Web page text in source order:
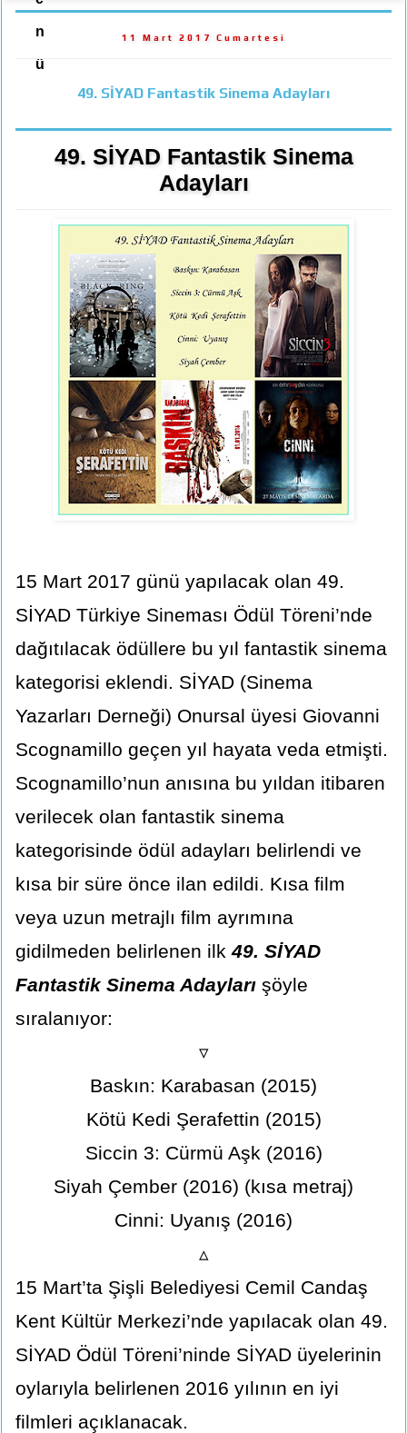
n
ü
11 Mart 2017 Cumartesi
49. SİYAD Fantastik Sinema Adayları
49. SİYAD Fantastik Sinema
Adayları
15 Mart 2017 günü yapılacak olan 49.
SİYAD Türkiye Sineması Ödül Töreni’nde
dağıtılacak ödüllere bu yıl fantastik sinema
kategorisi eklendi. SİYAD (Sinema
Yazarları Derneği) Onursal üyesi Giovanni
Scognamillo geçen yıl hayata veda etmişti.
Scognamillo’nun anısına bu yıldan itibaren
verilecek olan fantastik sinema
kategorisinde ödül adayları belirlendi ve
kısa bir süre önce ilan edildi. Kısa film
veya uzun metrajlı film ayrımına
gidilmeden belirlenen ilk49. SİYAD
Fantastik Sinema Adayları şöyle
sıralanıyor:
▿
Baskın: Karabasan (2015)
Kötü Kedi Şerafettin (2015)
Siccin 3: Cürmü Aşk (2016)
Siyah Çember (2016) (kısa metraj)
Cinni: Uyanış (2016)
▵
15 Mart’ta Şişli Belediyesi Cemil Candaş
Kent Kültür Merkezi’nde yapılacak olan 49.
SİYAD Ödül Töreni’ninde SİYAD üyelerinin
oylarıyla belirlenen 2016 yılının en iyi
filmleri açıklanacak.